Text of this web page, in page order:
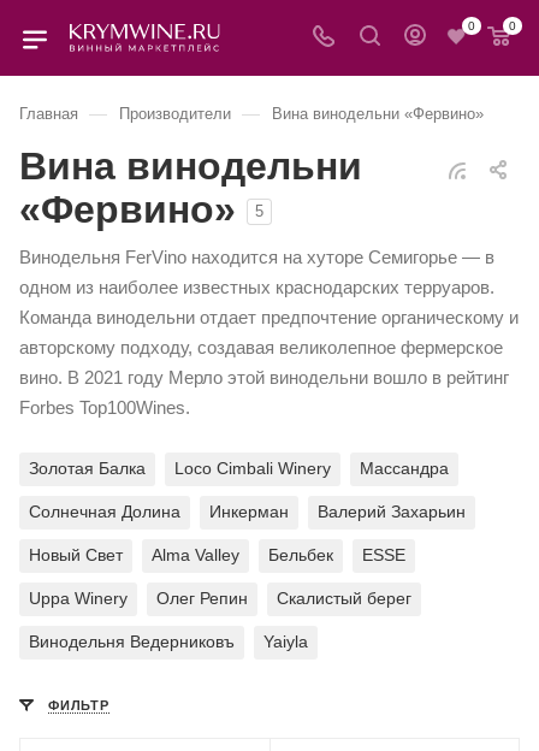
0 0
Главная — Производители — Вина винодельни «Фервино»
Вина винодельни
«Фервино»
5
Винодельня FerVino находится на хуторе Семигорье — в
одном из наиболее известных краснодарских терруаров.
Команда винодельни отдает предпочтение органическому и
авторскому подходу, создавая великолепное фермерское
вино. В 2021 году Мерло этой винодельни вошло в рейтинг
Forbes Top100Wines.
Золотая Балка Loco Cimbali Winery Массандра
Солнечная Долина Инкерман Валерий Захарьин
Новый Свет Alma Valley Бельбек ESSE
Uppa Winery Олег Репин Скалистый берег
Винодельня Ведерниковъ Yaiyla
ФИЛЬТР